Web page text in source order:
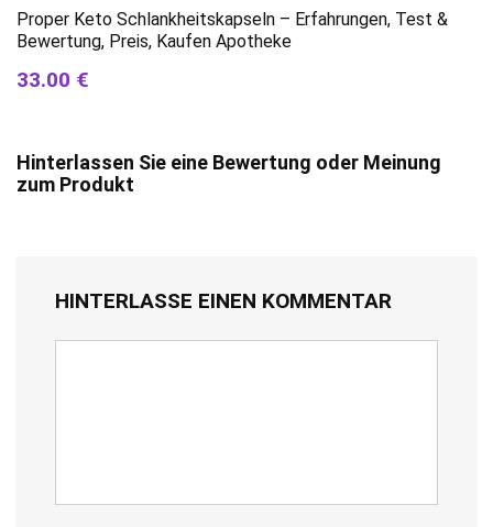
Proper Keto Schlankheitskapseln – Erfahrungen, Test &
Bewertung, Preis, Kaufen Apotheke
33.00 €
Hinterlassen Sie eine Bewertung oder Meinung
zum Produkt
HINTERLASSE EINEN KOMMENTAR